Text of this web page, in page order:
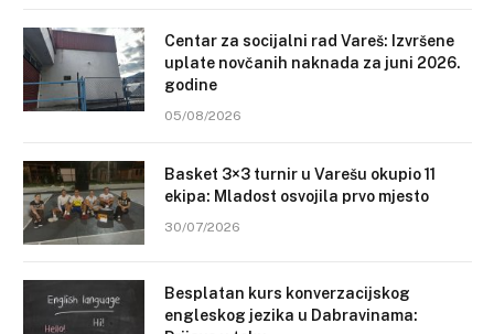
Centar za socijalni rad Vareš: Izvršene
uplate novčanih naknada za juni 2026.
godine
05/08/2026
Basket 3×3 turnir u Varešu okupio 11
ekipa: Mladost osvojila prvo mjesto
30/07/2026
Besplatan kurs konverzacijskog
engleskog jezika u Dabravinama: